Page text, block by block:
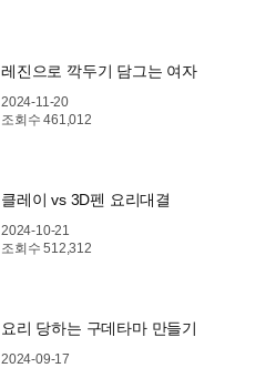
레진으로 깍두기 담그는 여자
2024-11-20
조회수461,012
클레이 vs 3D펜 요리대결
2024-10-21
조회수512,312
요리 당하는 구데타마 만들기
2024-09-17